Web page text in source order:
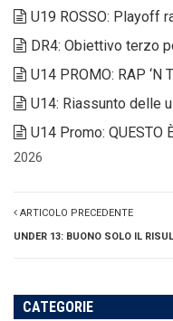
U19 ROSSO: Playoff
DR4: Obiettivo terzo
U14 PROMO: RAP ‘N
U14: Riassunto delle
U14 Promo: QUESTO
2026
ARTICOLO PRECEDENTE
UNDER 13: BUONO SOLO IL
CATEGORIE